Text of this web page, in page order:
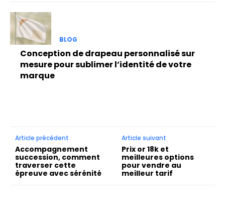
BLOG
Conception de drapeau personnalisé sur
mesure pour sublimer l’identité de votre
marque
Article précédent
Accompagnement
succession, comment
traverser cette
épreuve avec sérénité
Article suivant
Prix or 18k et
meilleures options
pour vendre au
meilleur tarif